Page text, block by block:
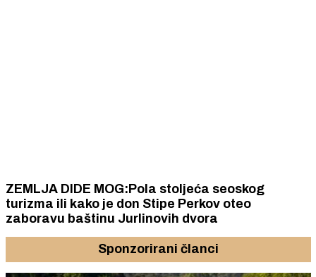
ZEMLJA DIDE MOG:Pola stoljeća seoskog
turizma ili kako je don Stipe Perkov oteo
zaboravu baštinu Jurlinovih dvora
Sponzorirani članci